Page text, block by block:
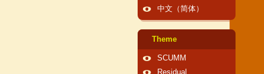
中文（简体）
Theme
SCUMM
Residual